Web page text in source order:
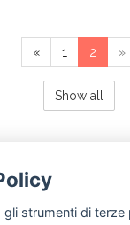
« 1 2 »
Show all
strumenti di terze